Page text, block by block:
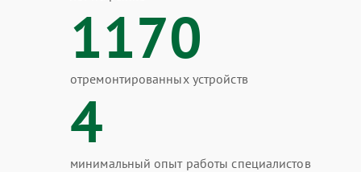
1170
отремонтированных устройств
4
минимальный опыт работы специалистов